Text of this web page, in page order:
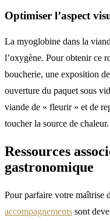
Optimiser l’aspect
La myoglobine dans la
l’oxygène. Pour obtenir ce
boucherie, une exposition
ouverture du paquet sous
viande de « fleurir » et de
toucher la source de chaleur.
Ressources
gastronomique
Pour parfaire votre maîtrise
accompagnements sont